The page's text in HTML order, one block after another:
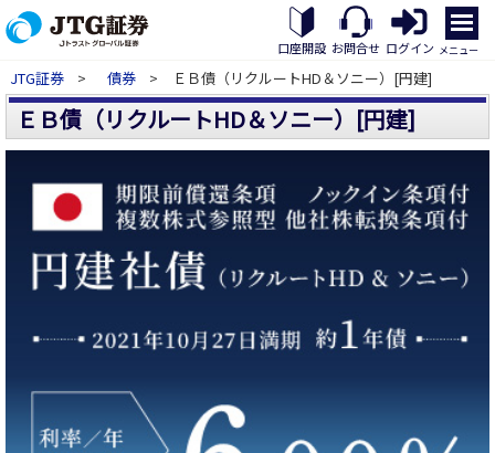
口座開設 お問合せ ログイン
メ
ニ
ュ
を
く
メニュー
JTG証券 > 債券 > ＥＢ債（リクルートHD＆ソニー）[円建]
ＥＢ債（リクルートHD＆ソニー）[円建]